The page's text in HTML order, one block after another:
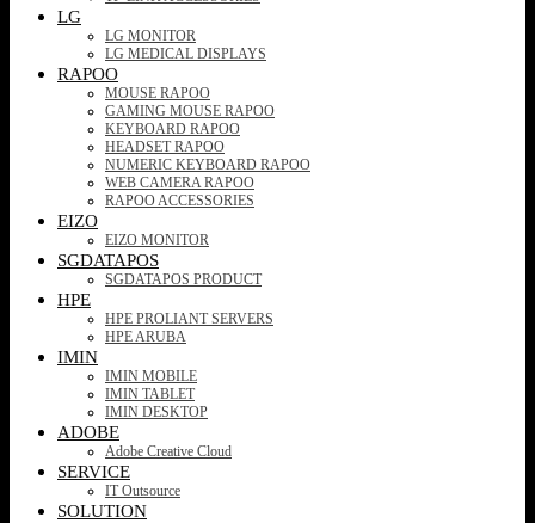
LG
LG MONITOR
LG MEDICAL DISPLAYS
RAPOO
MOUSE RAPOO
GAMING MOUSE RAPOO
KEYBOARD RAPOO
HEADSET RAPOO
NUMERIC KEYBOARD RAPOO
WEB CAMERA RAPOO
RAPOO ACCESSORIES
EIZO
EIZO MONITOR
SGDATAPOS
SGDATAPOS PRODUCT
HPE
HPE PROLIANT SERVERS
HPE ARUBA
IMIN
IMIN MOBILE
IMIN TABLET
IMIN DESKTOP
ADOBE
Adobe Creative Cloud
SERVICE
IT Outsource
SOLUTION